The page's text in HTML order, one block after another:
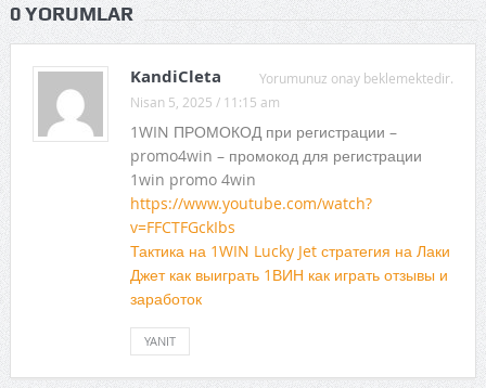
0 YORUMLAR
Yorumunuz onay beklemektedir.
KandiCleta
Nisan 5, 2025 / 11:15 am
1WIN ПРОМОКОД при регистрации –
promo4win – промокод для регистрации
1win promo 4win
https://www.youtube.com/watch?
v=FFCTFGckIbs
Тактика на 1WIN Lucky Jet стратегия на Лаки
Джет как выиграть 1ВИН как играть отзывы и
заработок
YANIT